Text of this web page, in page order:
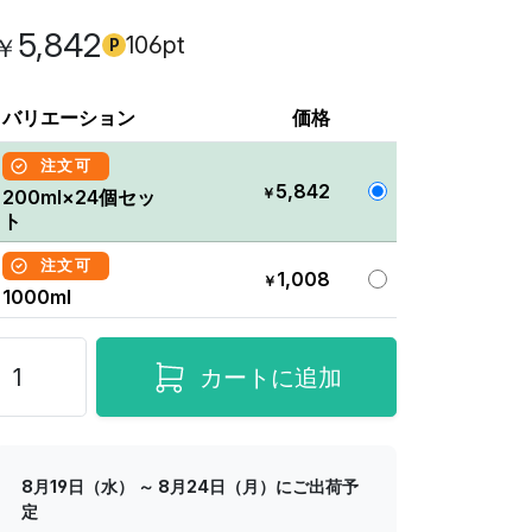
5,842 P 106pt
バリエーション 価格
注文可
200ml×24個セッ
ト
￥ 5,842
注文可
1000ml
￥ 1,008
カートに追加
8月19日（水） ～ 8月24日（月）にご出荷予
定